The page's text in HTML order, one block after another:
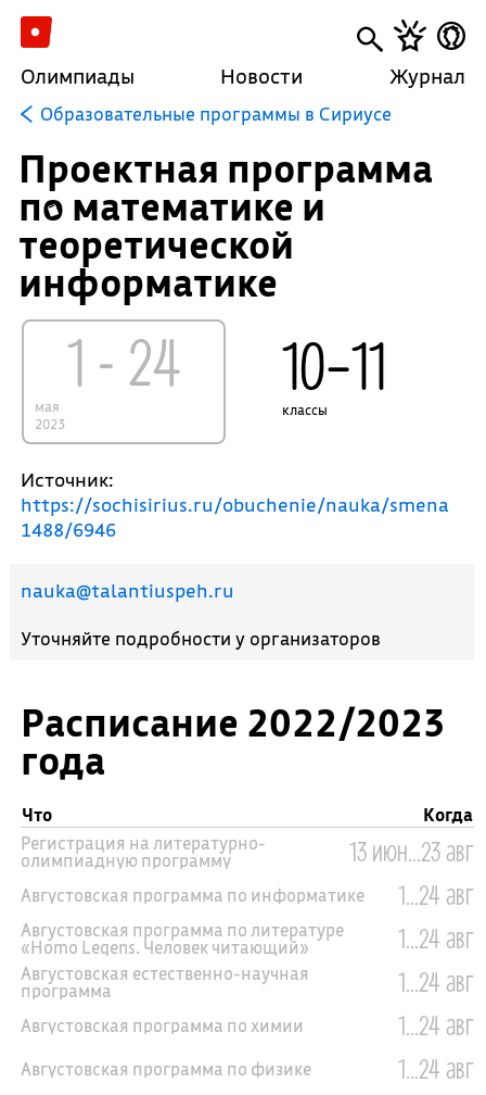
Олимпиады Новости Журнал
Образовательные программы в Сириусе
Расписание 2022/2023
года
Что
Когда
Регистрация на литературно-
олимпиадную программу 13 июн...23 авг
Августовская программа по информатике 1...24 авг
Августовская программа по литературе
«Homo Legens. Человек читающий» 1...24 авг
Августовская естественно-научная
программа 1...24 авг
Августовская программа по химии 1...24 авг
Августовская программа по физике 1...24 авг
Проектная программа
по математике и
теоретической
информатике
1 - 24
мая
2023
10–11
классы
Источник:
https://sochisirius.ru/obuchenie/nauka/smena
1488/6946
nauka@talantiuspeh.ru
Уточняйте подробности у организаторов